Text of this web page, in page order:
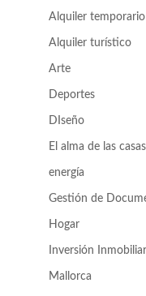
Alquiler temporario
Alquiler turístico
Arte
Deportes
DIseño
El alma de las casas
energía
Gestión de
Hogar
Inversión
Mallorca